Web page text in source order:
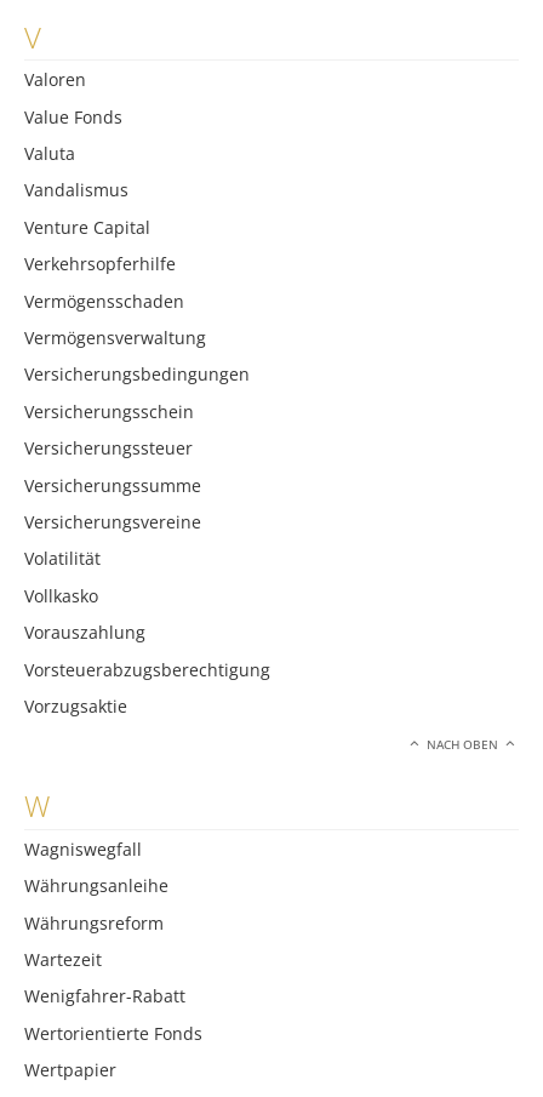
V
Valoren
Value Fonds
Valuta
Vandalismus
Venture Capital
Verkehrsopferhilfe
Vermögensschaden
Vermögensverwaltung
Versicherungsbedingungen
Versicherungsschein
Versicherungssteuer
Versicherungssumme
Versicherungsvereine
Volatilität
Vollkasko
Vorauszahlung
Vorsteuerabzugsberechtigung
Vorzugsaktie
NACH OBEN
W
Wagniswegfall
Währungsanleihe
Währungsreform
Wartezeit
Wenigfahrer-Rabatt
Wertorientierte Fonds
Wertpapier